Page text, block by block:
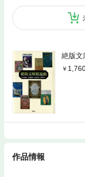
絶版文
作品情報